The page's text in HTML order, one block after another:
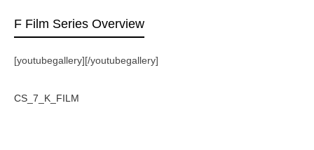
F Film Series Overview
[youtubegallery][/youtubegallery]
CS_7_K_FILM